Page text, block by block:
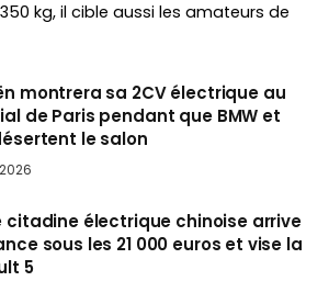
kg, il cible aussi les amateurs de
montrera sa 2CV électrique au
de Paris pendant que BMW et
le salon
citadine électrique chinoise arrive
sous les 21 000 euros et vise la
5